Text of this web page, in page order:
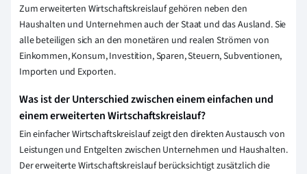
Zum erweiterten Wirtschaftskreislauf gehören neben den
Haushalten und Unternehmen auch der Staat und das Ausland. Sie
alle beteiligen sich an den monetären und realen Strömen von
Einkommen, Konsum, Investition, Sparen, Steuern, Subventionen,
Importen und Exporten.
Was ist der Unterschied zwischen einem einfachen und
einem erweiterten Wirtschaftskreislauf?
Ein einfacher Wirtschaftskreislauf zeigt den direkten Austausch von
Leistungen und Entgelten zwischen Unternehmen und Haushalten.
Der erweiterte Wirtschaftskreislauf berücksichtigt zusätzlich die